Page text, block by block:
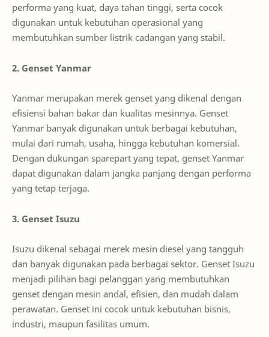
performa yang kuat, daya tahan tinggi, serta cocok
digunakan untuk kebutuhan operasional yang
membutuhkan sumber listrik cadangan yang stabil.
2. Genset Yanmar
Yanmar merupakan merek genset yang dikenal dengan
efisiensi bahan bakar dan kualitas mesinnya. Genset
Yanmar banyak digunakan untuk berbagai kebutuhan,
mulai dari rumah, usaha, hingga kebutuhan komersial.
Dengan dukungan sparepart yang tepat, genset Yanmar
dapat digunakan dalam jangka panjang dengan performa
yang tetap terjaga.
3. Genset Isuzu
Isuzu dikenal sebagai merek mesin diesel yang tangguh
dan banyak digunakan pada berbagai sektor. Genset Isuzu
menjadi pilihan bagi pelanggan yang membutuhkan
genset dengan mesin andal, efisien, dan mudah dalam
perawatan. Genset ini cocok untuk kebutuhan bisnis,
industri, maupun fasilitas umum.